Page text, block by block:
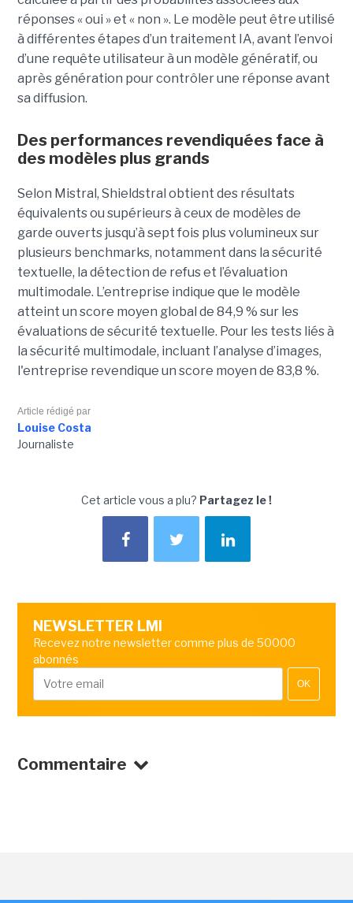
réponses « oui » et « non ». Le modèle peut être utilisé
à différentes étapes d’un traitement IA, avant l’envoi
d’une requête utilisateur à un modèle génératif, ou
après génération pour contrôler une réponse avant
sa diffusion.
Des performances revendiquées face à
des modèles plus grands
Selon Mistral, Shieldstral obtient des résultats
équivalents ou supérieurs à ceux de modèles de
garde ouverts jusqu’à sept fois plus volumineux sur
plusieurs benchmarks, notamment dans la sécurité
textuelle, la détection de refus et l’évaluation
multimodale. L’entreprise indique que le modèle
atteint un score moyen global de 84,9 % sur les
évaluations de sécurité textuelle. Pour les tests liés à
la sécurité multimodale, incluant l’analyse d’images,
l'entreprise revendique un score moyen de 83,8 %.
Article rédigé par
Louise Costa
Journaliste
Cet article vous a plu? Partagez le !
NEWSLETTER LMI
Recevez notre newsletter comme plus de 50000
abonnés
OK
Commentaire